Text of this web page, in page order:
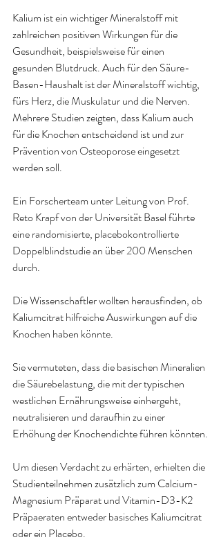
Kalium ist ein wichtiger Mineralstoff mit
zahlreichen positiven Wirkungen für die
Gesundheit, beispielsweise für einen
gesunden Blutdruck. Auch für den Säure-
Basen-Haushalt ist der Mineralstoff wichtig,
fürs Herz, die Muskulatur und die Nerven.
Mehrere Studien zeigten, dass Kalium auch
für die Knochen entscheidend ist und zur
Prävention von Osteoporose eingesetzt
werden soll.
Ein Forscherteam unter Leitung von Prof.
Reto Krapf von der Universität Basel führte
eine randomisierte, placebokontrollierte
Doppelblindstudie an über 200 Menschen
durch.
Die Wissenschaftler wollten herausfinden, ob
Kaliumcitrat hilfreiche Auswirkungen auf die
Knochen haben könnte.
Sie vermuteten, dass die basischen Mineralien
die Säurebelastung, die mit der typischen
westlichen Ernährungsweise einhergeht,
neutralisieren und daraufhin zu einer
Erhöhung der Knochendichte führen könnten.
Um diesen Verdacht zu erhärten, erhielten die
Studienteilnehmen zusätzlich zum Calcium-
Magnesium Präparat und Vitamin-D3-K2
Präpaeraten entweder basisches Kaliumcitrat
oder ein Placebo.